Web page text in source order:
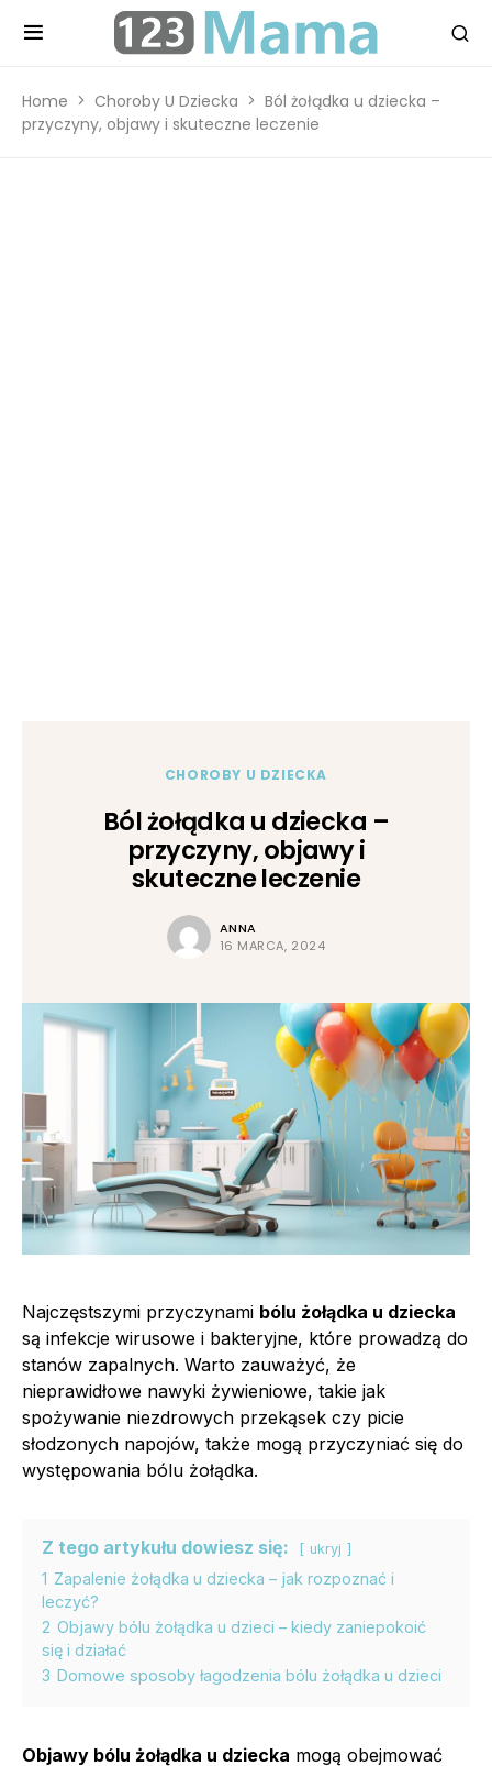
Home Choroby U Dziecka
Ból żołądka u dziecka –
przyczyny, objawy i skuteczne leczenie
CHOROBY U DZIECKA
Ból żołądka u dziecka –
przyczyny, objawy i
skuteczne leczenie
ANNA
16 MARCA, 2024
Najczęstszymi przyczynami bólu żołądka u dziecka
są infekcje wirusowe i bakteryjne, które prowadzą do
stanów zapalnych. Warto zauważyć, że
nieprawidłowe nawyki żywieniowe, takie jak
spożywanie niezdrowych przekąsek czy picie
słodzonych napojów, także mogą przyczyniać się do
występowania bólu żołądka.
Z tego artykułu dowiesz się: ukryj
1 Zapalenie żołądka u dziecka – jak rozpoznać i
leczyć?
2 Objawy bólu żołądka u dzieci – kiedy zaniepokoić
się i działać
3 Domowe sposoby łagodzenia bólu żołądka u dzieci
Objawy bólu żołądka u dziecka mogą obejmować